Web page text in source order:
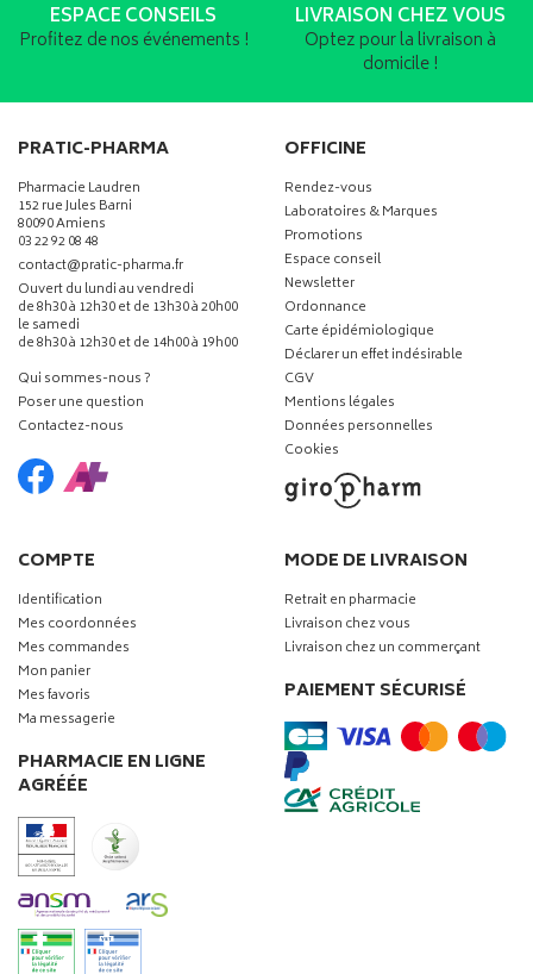
ESPACE CONSEILS
Profitez de nos événements !
LIVRAISON CHEZ VOUS
Optez pour la livraison à
domicile !
PRATIC-PHARMA
Pharmacie Laudren
152 rue Jules Barni
80090 Amiens
03 22 92 08 48
contact-
@-
pratic-pharma.fr
Ouvert du lundi au vendredi
de 8h30 à 12h30 et de 13h30 à 20h00
le samedi
de 8h30 à 12h30 et de 14h00 à 19h00
Qui sommes-nous ?
Poser une question
Contactez-nous
OFFICINE
Rendez-vous
Laboratoires & Marques
Promotions
Espace conseil
Newsletter
Ordonnance
Carte épidémiologique
Déclarer un effet indésirable
CGV
Mentions légales
Données personnelles
Cookies
COMPTE
Identification
Mes coordonnées
Mes commandes
Mon panier
Mes favoris
Ma messagerie
PHARMACIE EN LIGNE
AGRÉÉE
MODE DE LIVRAISON
Retrait en pharmacie
Livraison chez vous
Livraison chez un commerçant
PAIEMENT SÉCURISÉ